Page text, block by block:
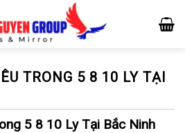
TRONG 5 8 10 LY TẠI
5 8 10 Ly Tại Bắc Ninh